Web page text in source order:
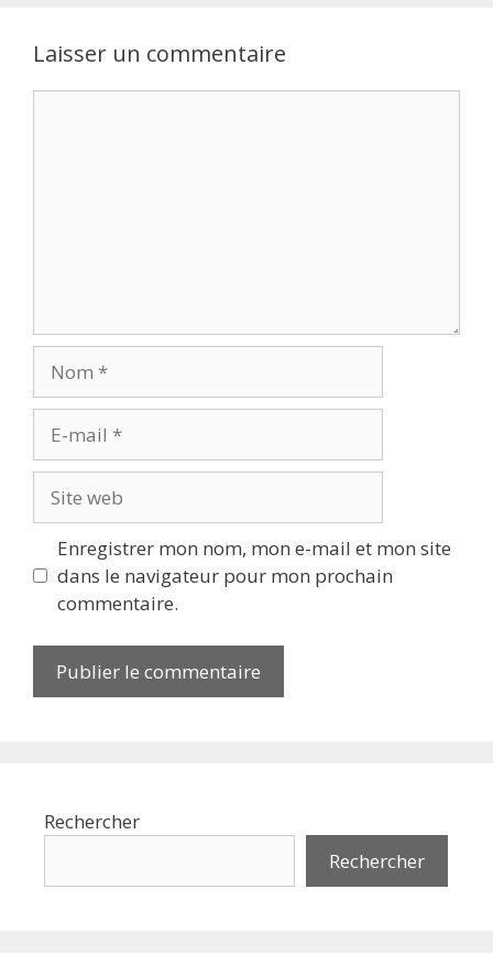
Laisser un commentaire
mail
web
Enregistrer mon nom, mon e-mail et mon site
dans le navigateur pour mon prochain
commentaire.
Rechercher
Rechercher